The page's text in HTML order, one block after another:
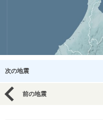
次の地震
前の地震